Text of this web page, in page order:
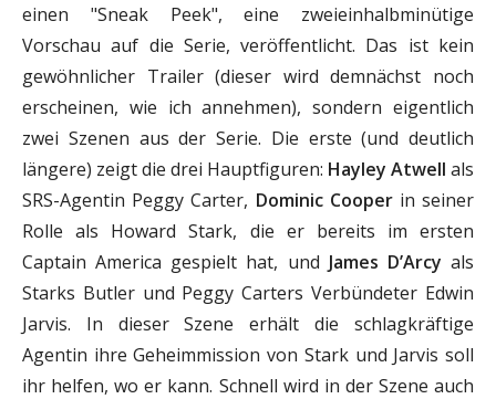
einen "Sneak Peek", eine zweieinhalbminütige
Vorschau auf die Serie, veröffentlicht. Das ist kein
gewöhnlicher Trailer (dieser wird demnächst noch
erscheinen, wie ich annehmen), sondern eigentlich
zwei Szenen aus der Serie. Die erste (und deutlich
längere) zeigt die drei Hauptfiguren: Hayley Atwell als
SRS-Agentin Peggy Carter, Dominic Cooperin seiner
Rolle als Howard Stark, die er bereits im ersten
Captain America gespielt hat, und James D’Arcy als
Starks Butler und Peggy Carters Verbündeter Edwin
Jarvis. In dieser Szene erhält die schlagkräftige
Agentin ihre Geheimmission von Stark und Jarvis soll
ihr helfen, wo er kann. Schnell wird in der Szene auch